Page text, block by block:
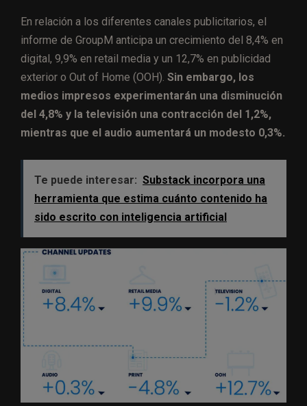
En relación a los diferentes canales publicitarios, el
informe de GroupM anticipa un crecimiento del 8,4% en
digital, 9,9% en retail media y un 12,7% en publicidad
exterior o Out of Home (OOH). Sin embargo, los
medios impresos experimentarán una disminución
del 4,8% y la televisión una contracción del 1,2%,
mientras que el audio aumentará un modesto 0,3%.
Te puede interesar: Substack incorpora una
herramienta que estima cuánto contenido ha
sido escrito con inteligencia artificial